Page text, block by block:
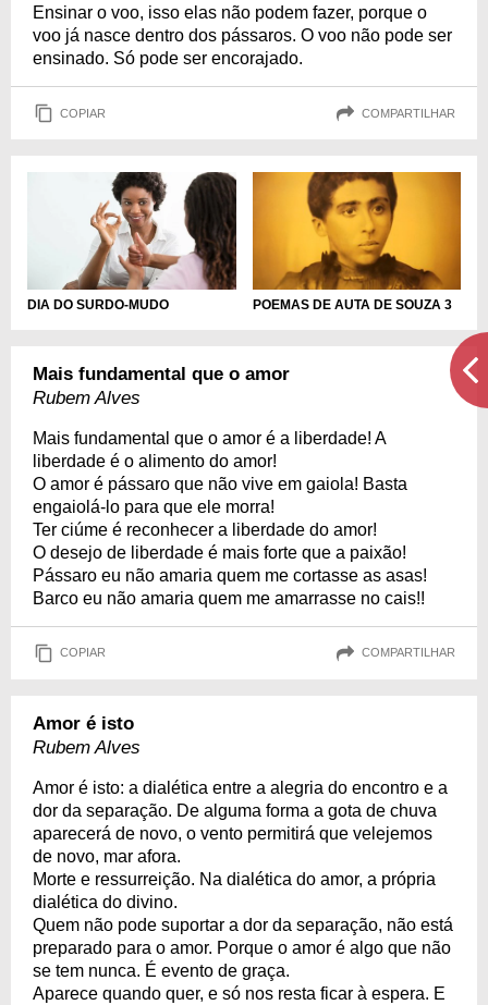
Ensinar o voo, isso elas não podem fazer, porque o
voo já nasce dentro dos pássaros. O voo não pode ser
ensinado. Só pode ser encorajado.
COPIAR COMPARTILHAR
DIA DO SURDO-MUDO POEMAS DE AUTA DE SOUZA 3
Mais fundamental que o amor
Rubem Alves
Mais fundamental que o amor é a liberdade! A
liberdade é o alimento do amor!
O amor é pássaro que não vive em gaiola! Basta
engaiolá-lo para que ele morra!
Ter ciúme é reconhecer a liberdade do amor!
O desejo de liberdade é mais forte que a paixão!
Pássaro eu não amaria quem me cortasse as asas!
Barco eu não amaria quem me amarrasse no cais!!
COPIAR COMPARTILHAR
Amor é isto
Rubem Alves
Amor é isto: a dialética entre a alegria do encontro e a
dor da separação. De alguma forma a gota de chuva
aparecerá de novo, o vento permitirá que velejemos
de novo, mar afora.
Morte e ressurreição. Na dialética do amor, a própria
dialética do divino.
Quem não pode suportar a dor da separação, não está
preparado para o amor. Porque o amor é algo que não
se tem nunca. É evento de graça.
Aparece quando quer, e só nos resta ficar à espera. E